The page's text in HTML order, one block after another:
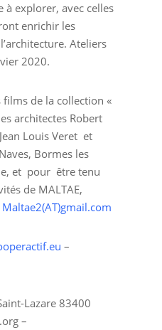
à explorer, avec celles
enrichir les
Ateliers
2020.
de la collection «
architectes Robert
Louis Veret et
Bormes les
et pour être tenu
de MALTAE,
Maltae2(AT)gmail.com
–
Lazare 83400
–